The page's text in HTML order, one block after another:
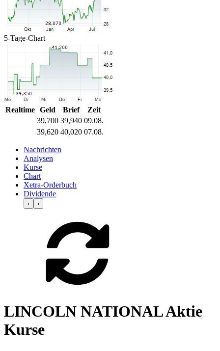
5-Tage-Chart
Realtime Geld Brief
Zeit
39,700 39,940 09.08.
39,620 40,020 07.08.
Nachrichten
Analysen
Kurse
Chart
Xetra-Orderbuch
Dividende
‹ ›
LINCOLN NATIONAL Aktie
Kurse